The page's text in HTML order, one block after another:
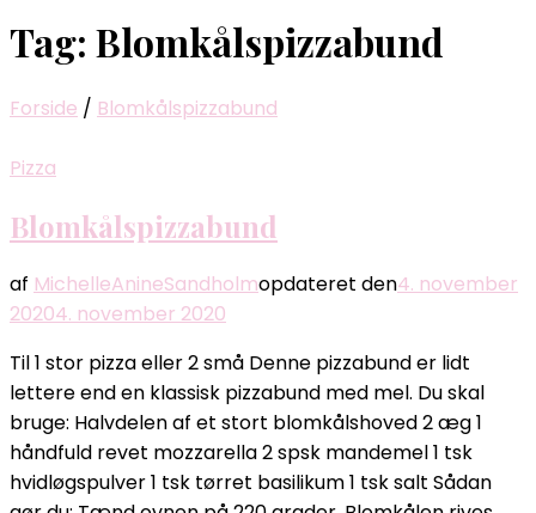
Tag: Blomkålspizzabund
Forside / Blomkålspizzabund
Pizza
Blomkålspizzabund
af MichelleAnineSandholmopdateret den4. november
20204. november 2020
Til 1 stor pizza eller 2 små Denne pizzabund er lidt
lettere end en klassisk pizzabund med mel. Du skal
bruge: Halvdelen af et stort blomkålshoved 2 æg 1
håndfuld revet mozzarella 2 spsk mandemel 1 tsk
hvidløgspulver 1 tsk tørret basilikum 1 tsk salt Sådan